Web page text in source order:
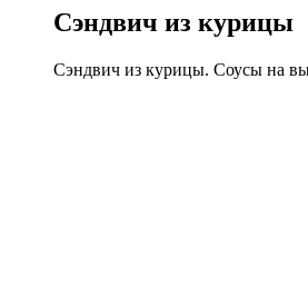
Сэндвич из курицы
Сэндвич из курицы. Соусы на